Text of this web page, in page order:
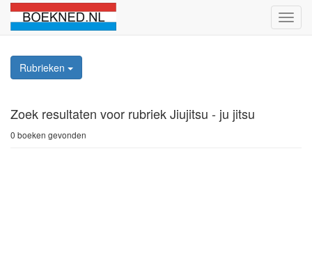
Rubrieken
Zoek resultaten voor rubriek Jiujitsu - ju jitsu
0 boeken gevonden